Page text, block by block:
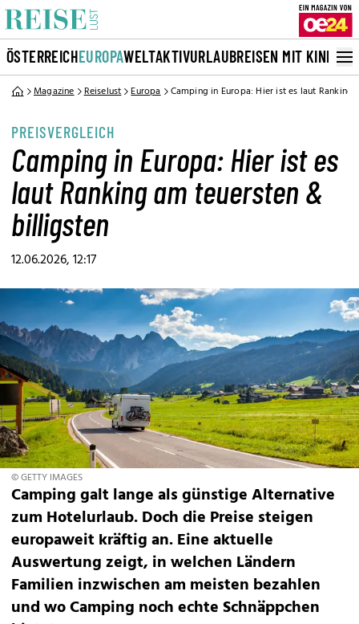
ÖSTERREICHEUROPAWELTAKTIVURLAUBREISEN MIT KINDERN
Magazine Reiselust Europa Camping in Europa: Hier ist es laut
PREISVERGLEICH
Camping in Europa: Hier ist es
laut Ranking am teuersten &
billigsten
12.06.2026, 12:17
© GETTY IMAGES
Camping galt lange als günstige Alternative
zum Hotelurlaub. Doch die Preise steigen
europaweit kräftig an. Eine aktuelle
Auswertung zeigt, in welchen Ländern
Familien inzwischen am meisten bezahlen
und wo Camping noch echte Schnäppchen